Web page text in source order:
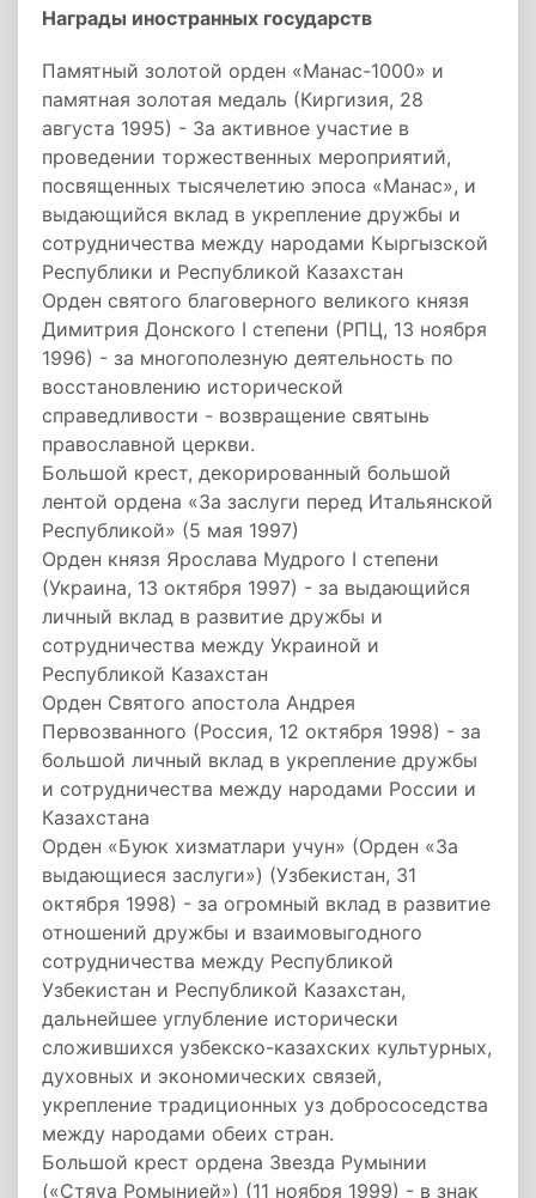
Награды иностранных государств
Памятный золотой орден «Манас-1000» и
памятная золотая медаль (Киргизия, 28
августа 1995) - За активное участие в
проведении торжественных мероприятий,
посвященных тысячелетию эпоса «Манас», и
выдающийся вклад в укрепление дружбы и
сотрудничества между народами Кыргызской
Республики и Республикой Казахстан
Орден святого благоверного великого князя
Димитрия Донского I степени (РПЦ, 13 ноября
1996) - за многополезную деятельность по
восстановлению исторической
справедливости - возвращение святынь
православной церкви.
Большой крест, декорированный большой
лентой ордена «За заслуги перед Итальянской
Республикой» (5 мая 1997)
Орден князя Ярослава Мудрого I степени
(Украина, 13 октября 1997) - за выдающийся
личный вклад в развитие дружбы и
сотрудничества между Украиной и
Республикой Казахстан
Орден Святого апостола Андрея
Первозванного (Россия, 12 октября 1998) - за
большой личный вклад в укрепление дружбы
и сотрудничества между народами России и
Казахстана
Орден «Буюк хизматлари учун» (Орден «За
выдающиеся заслуги») (Узбекистан, 31
октября 1998) - за огромный вклад в развитие
отношений дружбы и взаимовыгодного
сотрудничества между Республикой
Узбекистан и Республикой Казахстан,
дальнейшее углубление исторически
сложившихся узбекско-казахских культурных,
духовных и экономических связей,
укрепление традиционных уз добрососедства
между народами обеих стран.
Большой крест ордена Звезда Румынии
(«Стяуа Ромынией») (11 ноября 1999) - в знак